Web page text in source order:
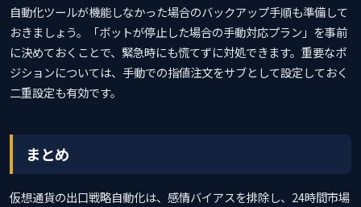
自動化ツールが機能しなかった場合のバックアップ手順も準備して
おきましょう。「ボットが停止した場合の手動対応プラン」を事前
に決めておくことで、緊急時にも慌てずに対処できます。重要なポ
ジションについては、手動での指値注文をサブとして設定しておく
二重設定も有効です。
まとめ
仮想通貨の出口戦略自動化は、感情バイアスを排除し、24時間市場